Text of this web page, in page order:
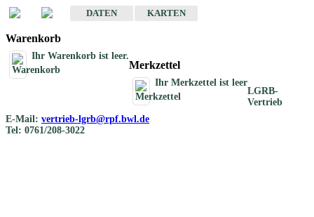
DATEN
KARTEN
Warenkorb
Ihr Warenkorb ist leer.
Merkzettel
Ihr Merkzettel ist leer
LGRB-
Vertrieb
E-Mail: vertrieb-lgrb@rpf.bwl.de
Tel: 0761/208-3022